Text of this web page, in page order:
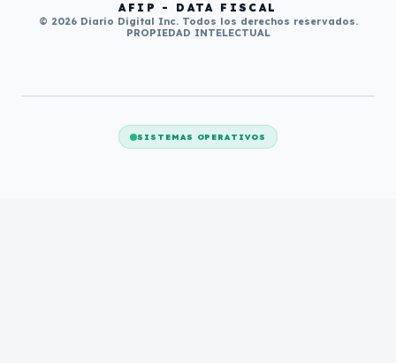
AFIP - DATA FISCAL
© 2026 Diario Digital Inc. Todos los derechos reservados.
PROPIEDAD INTELECTUAL
SISTEMAS OPERATIVOS